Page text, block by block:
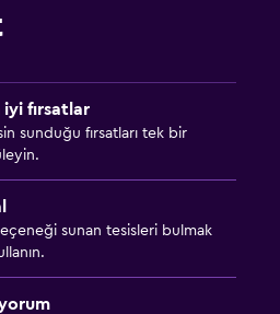
fırsatlar
sunduğu fırsatları tek bir
sunan tesisleri bulmak